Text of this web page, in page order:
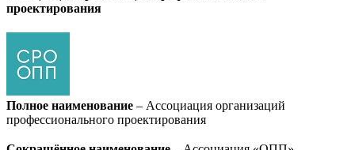
проектирования
Полное наименование – Ассоциация организаций
профессионального проектирования